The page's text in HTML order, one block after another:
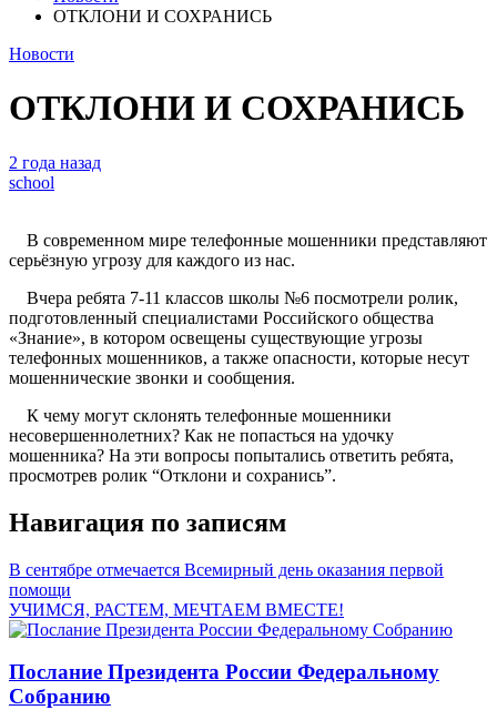
ОТКЛОНИ И СОХРАНИСЬ
Новости
ОТКЛОНИ И СОХРАНИСЬ
2 года назад
school
В современном мире телефонные мошенники представляют
серьёзную угрозу для каждого из нас.
Вчера ребята 7-11 классов школы №6 посмотрели ролик,
подготовленный специалистами Российского общества
«Знание», в котором освещены существующие угрозы
телефонных мошенников, а также опасности, которые несут
мошеннические звонки и сообщения.
К чему могут склонять телефонные мошенники
несовершеннолетних? Как не попасться на удочку
мошенника? На эти вопросы попытались ответить ребята,
просмотрев ролик “Отклони и сохранись”.
Навигация по записям
В сентябре отмечается Всемирный день оказания первой
помощи
УЧИМСЯ, РАСТЕМ, МЕЧТАЕМ ВМЕСТЕ!
Послание Президента России Федеральному
Собранию